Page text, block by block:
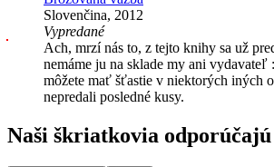
Slovenčina, 2012
Vypredané
Ach, mrzí nás to, z tejto knihy sa už
nemáme ju na sklade my ani vydavateľ
môžete mať šťastie v niektorých iných
nepredali posledné kusy.
Naši škriatkovia odporúčajú